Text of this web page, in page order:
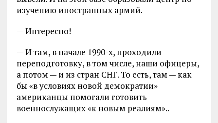
изучению иностранных армий.
— Интересно!
— И там, в начале 1990-х, проходили
переподготовку, в том числе, наши офицеры,
а потом — и из стран СНГ. То есть, там — как
бы «в условиях новой демократии»
американцы помогали готовить
военнослужащих «к новым реалиям»..